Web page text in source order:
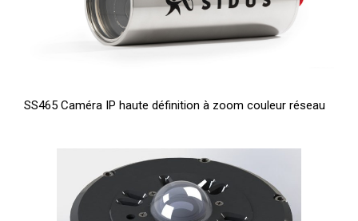
SS465 Caméra IP haute définition à zoom couleur réseau